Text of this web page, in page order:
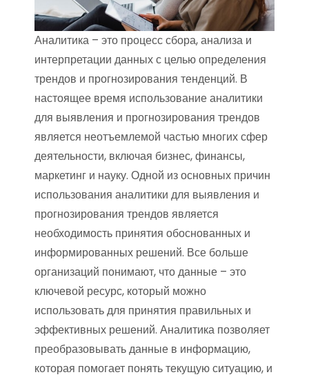
Аналитика – это процесс сбора, анализа и
интерпретации данных с целью определения
трендов и прогнозирования тенденций. В
настоящее время использование аналитики
для выявления и прогнозирования трендов
является неотъемлемой частью многих сфер
деятельности, включая бизнес, финансы,
маркетинг и науку. Одной из основных причин
использования аналитики для выявления и
прогнозирования трендов является
необходимость принятия обоснованных и
информированных решений. Все больше
организаций понимают, что данные – это
ключевой ресурс, который можно
использовать для принятия правильных и
эффективных решений. Аналитика позволяет
преобразовывать данные в информацию,
которая помогает понять текущую ситуацию, и